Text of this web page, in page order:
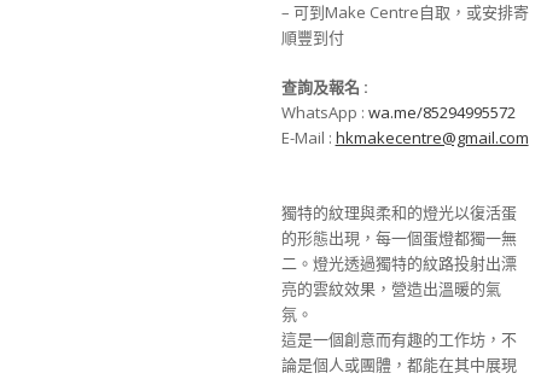
– 可到Make Centre自取，或安排寄
順豐到付
查詢及報名 :
WhatsApp : wa.me/85294995572
E-Mail : hkmakecentre@gmail.com
獨特的紋理與柔和的燈光以復活蛋
的形態出現，每一個蛋燈都獨一無
二。燈光透過獨特的紋路投射出漂
亮的雲紋效果，營造出溫暖的氣
氛。
這是一個創意而有趣的工作坊，不
論是個人或團體，都能在其中展現